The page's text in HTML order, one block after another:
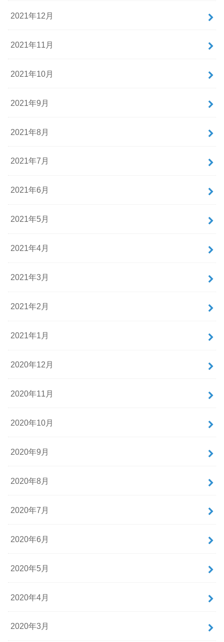
2021年12月
2021年11月
2021年10月
2021年9月
2021年8月
2021年7月
2021年6月
2021年5月
2021年4月
2021年3月
2021年2月
2021年1月
2020年12月
2020年11月
2020年10月
2020年9月
2020年8月
2020年7月
2020年6月
2020年5月
2020年4月
2020年3月